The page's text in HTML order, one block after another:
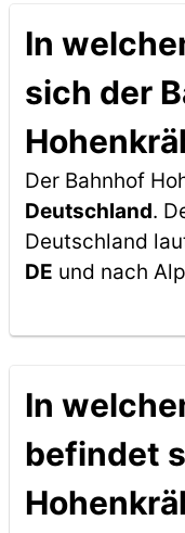
In
sich der
Der Bahnhof
Deutschland.
Deutschland
DE und nach
In
befindet